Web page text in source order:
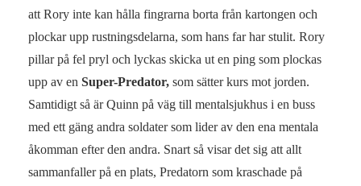
att Rory inte kan hålla fingrarna borta från kartongen och
plockar upp rustningsdelarna, som hans far har stulit. Rory
pillar på fel pryl och lyckas skicka ut en ping som plockas
upp av en Super-Predator, som sätter kurs mot jorden.
Samtidigt så är Quinn på väg till mentalsjukhus i en buss
med ett gäng andra soldater som lider av den ena mentala
åkomman efter den andra. Snart så visar det sig att allt
sammanfaller på en plats, Predatorn som kraschade på